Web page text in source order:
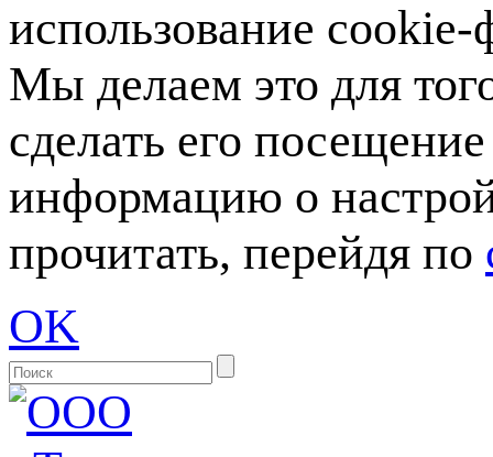
использование
Мы делаем это для
сделать его
информацию о
прочитать, перейдя по
OK